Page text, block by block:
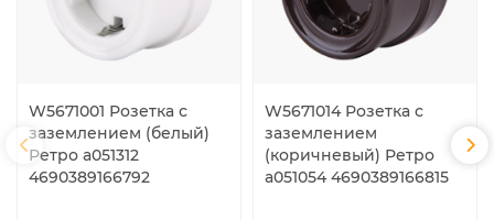
W5671001 Розетка с
заземлением (белый)
Ретро a051312
4690389166792
W5671014 Розетка с
заземлением
(коричневый) Ретро
a051054 4690389166815